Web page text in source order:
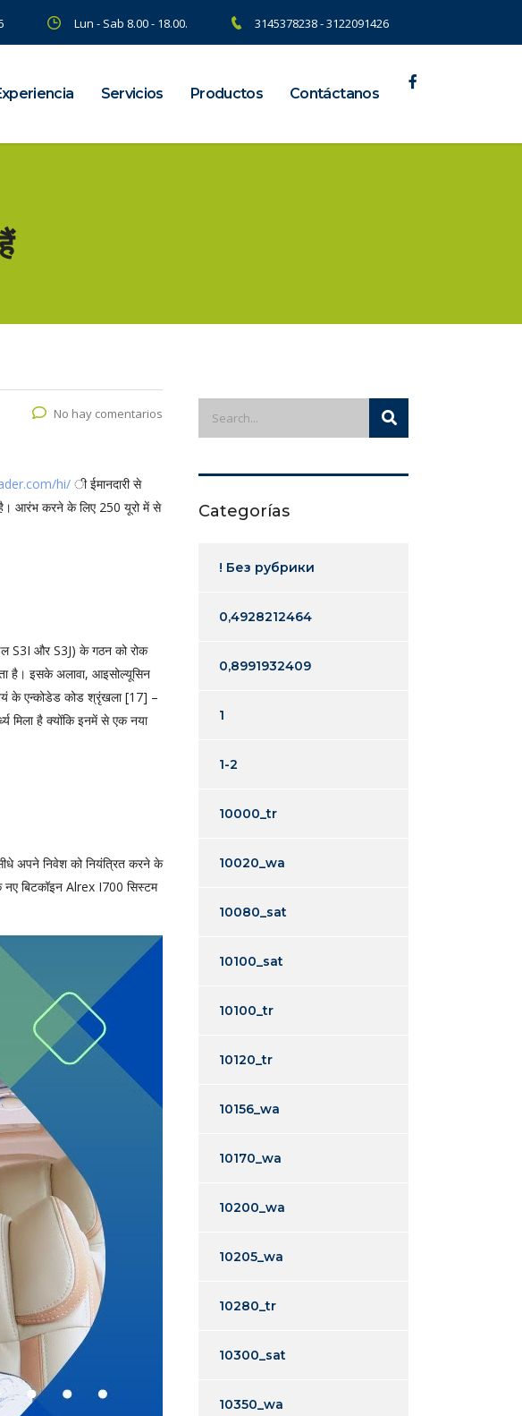
Lun - Sab 8.00 - 18.00. 3145378238 - 3122091426
Servicios Productos Contáctanos
No hay comentarios
hi/ ी ईमानदारी से
है। आरंभ करने के लिए 250 यूरो में से
S3I और S3J) के गठन को रोक
है। इसके अलावा, आइसोल्यूसिन
के एन्कोडेड कोड श्रृंखला [17] –
मिला है क्योंकि इनमें से एक नया
अपने निवेश को नियंत्रित करने के
नए बिटकॉइन Alrex I700 सिस्टम
Categorías
! Без рубрики
0,4928212464
0,8991932409
1
1-2
10000_tr
10020_wa
10080_sat
10100_sat
10100_tr
10120_tr
10156_wa
10170_wa
10200_wa
10205_wa
10280_tr
10300_sat
10350_wa